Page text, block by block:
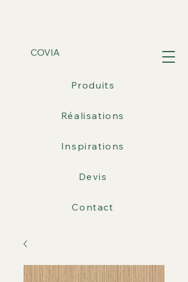
COVIA
Produits
Réalisations
Inspirations
Devis
Contact